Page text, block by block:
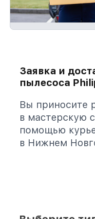
Заявка и
пылесоса
Вы приносите
в мастерскую
помощью
в Нижнем